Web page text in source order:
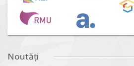
Noutăți